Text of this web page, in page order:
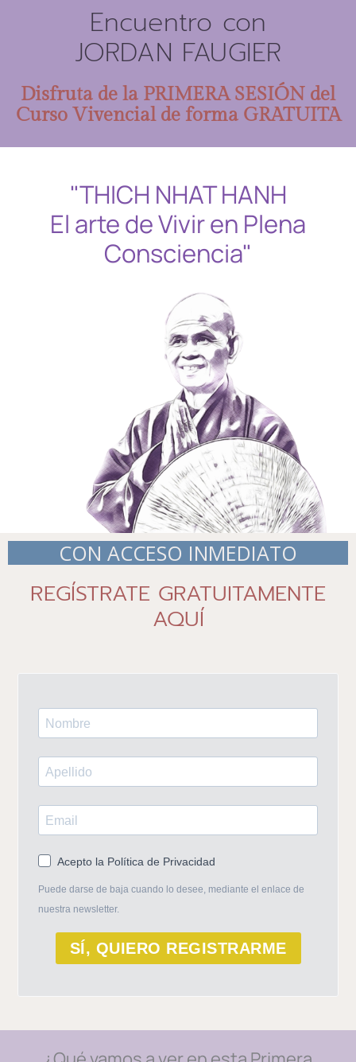
Encuentro con
JORDAN FAUGIER
Disfruta de la PRIMERA SESIÓN del
Curso Vivencial de forma GRATUITA
"THICH NHAT HANH
El arte de Vivir en Plena
Consciencia"
CON ACCESO INMEDIATO
REGÍSTRATE GRATUITAMENTE
AQUÍ
Acepto la Política de Privacidad
Puede darse de baja cuando lo desee, mediante el enlace de
nuestra newsletter.
SÍ, QUIERO REGISTRARME